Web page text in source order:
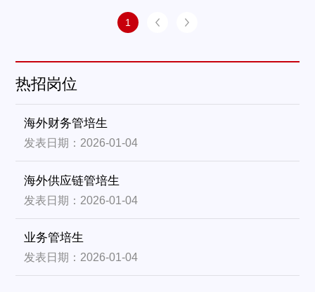
1
热招岗位
海外财务管培生
发表日期：2026-01-04
海外供应链管培生
发表日期：2026-01-04
业务管培生
发表日期：2026-01-04